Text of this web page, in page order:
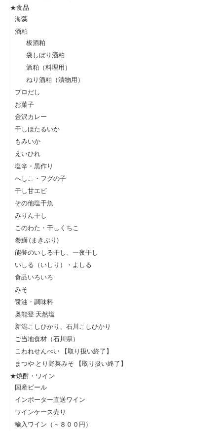
★食品
海藻
酒粕
板酒粕
袋しぼり酒粕
酒粕（料理用）
ねり酒粕（漬物用）
プロだし
お菓子
金沢カレー
干しほたるいか
もみいか
えいひれ
塩辛・黒作り
へしこ・フグの子
干し甘エビ
その他塩干魚
みりん干し
このわた・干しくちこ
巻鰤 (まきぶり)
能登のいしる干し、一夜干し
いしる（いしり）・よしる
食品いろいろ
みそ
醤油・調味料
奥能登 天然塩
新潟こしひかり、石川こしひかり
ご当地食材（石川県）
こわれせんべい 【取り扱い終了】
まつや とり野菜みそ 【取り扱い終了】
★焼酎・ワイン
国産ビール
インポーター直送ワイン
ワインケース売り
輸入ワイン（～８００円）